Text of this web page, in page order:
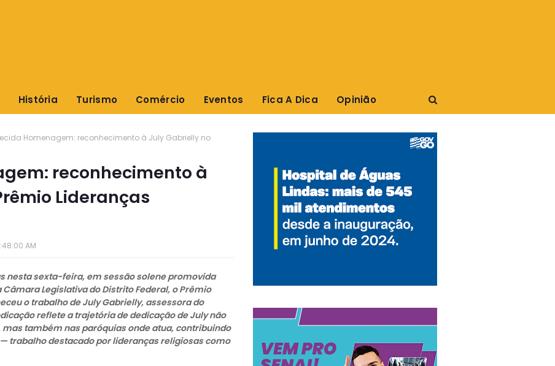
História Turismo Comércio Eventos Fica A Dica Opinião
Homenagem: reconhecimento à July Gabrielly no
reconhecimento à
Lideranças
AM
nesta sexta-feira, em sessão solene promovida
Legislativa do Distrito Federal, o Prêmio
o trabalho de July Gabrielly, assessora do
reflete a trajetória de dedicação de July não
também nas paróquias onde atua, contribuindo
trabalho destacado por lideranças religiosas como